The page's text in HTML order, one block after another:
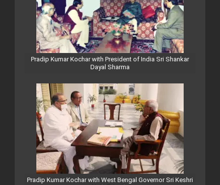
Pradip Kumar Kochar with President of India Sri Shankar
Dayal Sharma
Pradip Kumar Kochar with West Bengal Governor Sri Keshri